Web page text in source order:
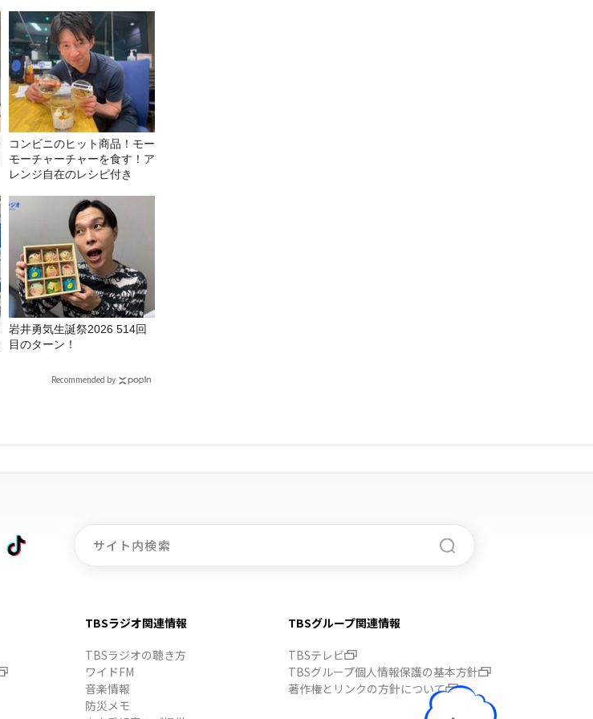
コンビニのヒット商品！モー
モーチャーチャーを食す！ア
レンジ自在のレシピ付き
岩井勇気生誕祭2026 514回
目のターン！
Recommended by
TBSラジオ関連情報
TBSラジオの聴き方
ワイドFM
音楽情報
防災メモ
TBSグループ関連情報
TBSテレビ
TBSグループ個人情報保護の基本方針
著作権とリンクの方針について